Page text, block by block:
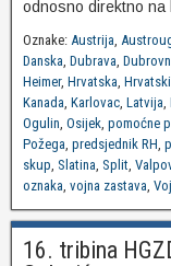
odnosno direktno
Oznake: Austrija,
Danska, Dubrava,
Heimer, Hrvatska,
Kanada, Karlovac, Latvija,
Ogulin, Osijek, pomoćne
Požega, predsjednik RH,
skup, Slatina, Split,
oznaka, vojna zastava,
16. tribina